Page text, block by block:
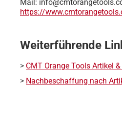
Mail:
https://
Weiterführende
> CMT Orange Tools Artikel
> Nachbeschaffung nach